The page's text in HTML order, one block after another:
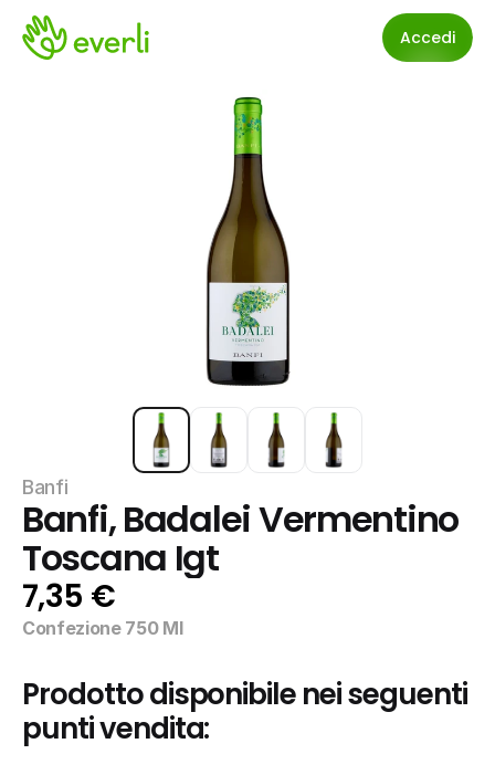
Accedi
Banfi
Banfi, Badalei Vermentino
Toscana Igt
7,35 €
Confezione 750 Ml
Prodotto disponibile nei seguenti
punti vendita: